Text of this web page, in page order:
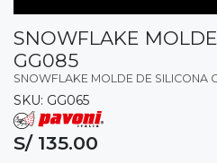
SNOWFLAKE
GG085
SNOWFLAKE MOLDE DE SILICONA
SKU: GG065
S/ 135.00